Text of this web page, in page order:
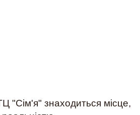
"Сім'я" знаходиться місце,